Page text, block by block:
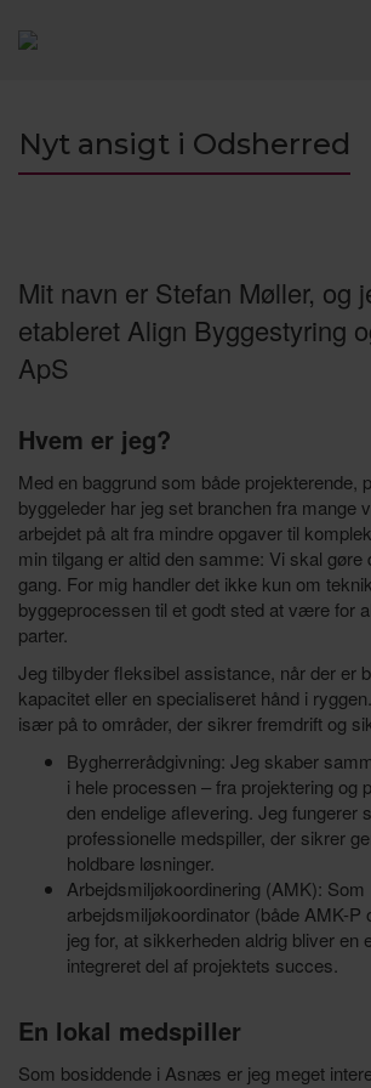
Nyt ansigt i Odsherred
Mit navn er Stefan Møller, og
etableret Align Byggestyring
ApS
Hvem er jeg?
Med en baggrund som både projekterende,
byggeleder har jeg set branchen fra mange
arbejdet på alt fra mindre opgaver til
min tilgang er altid den samme: Vi skal gøre
gang. For mig handler det ikke kun om
byggeprocessen til et godt sted at være for
parter.
Jeg tilbyder fleksibel assistance, når der er
kapacitet eller en specialiseret hånd i
især på to områder, der sikrer fremdrift og
Bygherrerådgivning: Jeg skaber
i hele processen – fra projektering og
den endelige aflevering. Jeg fungerer
professionelle medspiller, der sikrer
holdbare løsninger.
Arbejdsmiljøkoordinering (AMK): Som
arbejdsmiljøkoordinator (både AMK-P
jeg for, at sikkerheden aldrig bliver en
integreret del af projektets succes.
En lokal medspiller
Som bosiddende i Asnæs er jeg meget